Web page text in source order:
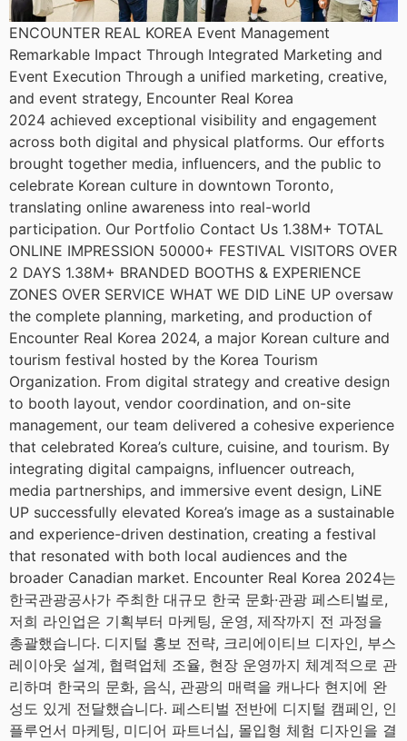
ENCOUNTER REAL KOREA Event Management
Remarkable Impact Through Integrated Marketing and
Event Execution Through a unified marketing, creative,
and event strategy, Encounter Real Korea
2024 achieved exceptional visibility and engagement
across both digital and physical platforms. Our efforts
brought together media, influencers, and the public to
celebrate Korean culture in downtown Toronto,
translating online awareness into real-world
participation. Our Portfolio Contact Us 1.38M+ TOTAL
ONLINE IMPRESSION 50000+ FESTIVAL VISITORS OVER
2 DAYS 1.38M+ BRANDED BOOTHS & EXPERIENCE
ZONES OVER SERVICE WHAT WE DID LiNE UP oversaw
the complete planning, marketing, and production of
Encounter Real Korea 2024, a major Korean culture and
tourism festival hosted by the Korea Tourism
Organization. From digital strategy and creative design
to booth layout, vendor coordination, and on-site
management, our team delivered a cohesive experience
that celebrated Korea’s culture, cuisine, and tourism. By
integrating digital campaigns, influencer outreach,
media partnerships, and immersive event design, LiNE
UP successfully elevated Korea’s image as a sustainable
and experience-driven destination, creating a festival
that resonated with both local audiences and the
broader Canadian market. Encounter Real Korea 2024는
한국관광공사가 주최한 대규모 한국 문화·관광 페스티벌로,
저희 라인업은 기획부터 마케팅, 운영, 제작까지 전 과정을
총괄했습니다. 디지털 홍보 전략, 크리에이티브 디자인, 부스
레이아웃 설계, 협력업체 조율, 현장 운영까지 체계적으로 관
리하며 한국의 문화, 음식, 관광의 매력을 캐나다 현지에 완
성도 있게 전달했습니다. 페스티벌 전반에 디지털 캠페인, 인
플루언서 마케팅, 미디어 파트너십, 몰입형 체험 디자인을 결